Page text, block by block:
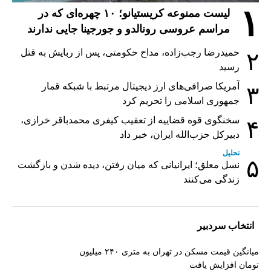
۱
لیست ممنوعه کریستیانو؛ ۱۰ چهره‌ای که در
مراسم عروسی رونالدو و جورجینا جایی ندارند
۲
حمیدرضا رجب‌زاده، مداح حکومتی، پس از ربایش به قتل
رسید
۳
آمریکا صرافی‌های ارز دیجیتال مرتبط با شبکه قمار
جمهوری اسلامی را تحریم کرد
۴
سخنگوی قوه قضاییه از تعقیب کیفری محمدباقر خرازی،
دبیر‌کل حزب‌الله ایران، خبر داد
۵
تحلیل
نسل معلق؛ ایرانیانی که میان رفتن، دیده شدن و بازگشت
زندگی می‌کنند
انتخاب سردبیر
میانگین قیمت مسکن در تهران به متری ۲۴۰ میلیون
تومان افزایش یافت